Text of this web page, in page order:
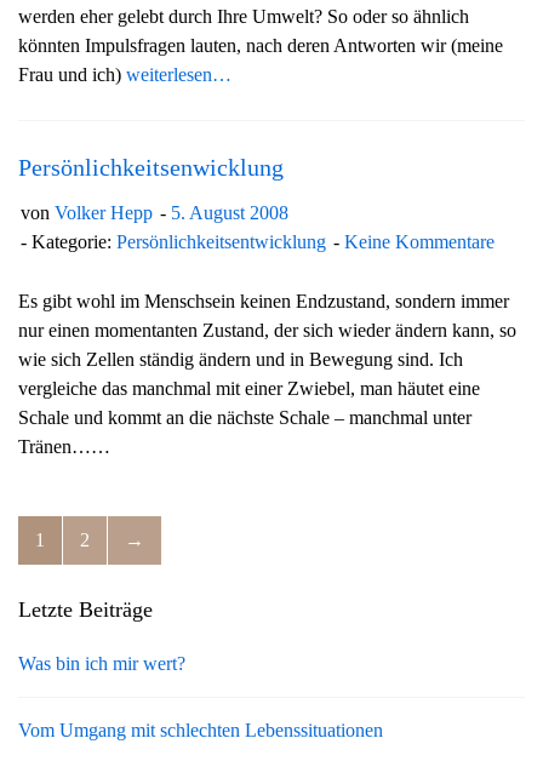
werden eher gelebt durch Ihre Umwelt? So oder so ähnlich
könnten Impulsfragen lauten, nach deren Antworten wir (meine
Frau und ich) weiterlesen…
Persönlichkeitsenwicklung
von Volker Hepp
5. August 2008
Kategorie: Persönlichkeitsentwicklung Keine Kommentare
Es gibt wohl im Menschsein keinen Endzustand, sondern immer
nur einen momentanten Zustand, der sich wieder ändern kann, so
wie sich Zellen ständig ändern und in Bewegung sind. Ich
vergleiche das manchmal mit einer Zwiebel, man häutet eine
Schale und kommt an die nächste Schale – manchmal unter
Tränen……
1 2 →
Letzte Beiträge
Was bin ich mir wert?
Vom Umgang mit schlechten Lebenssituationen